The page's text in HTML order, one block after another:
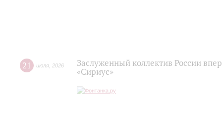
21 июля 2026
Заслуженный коллектив России
«Сириус»